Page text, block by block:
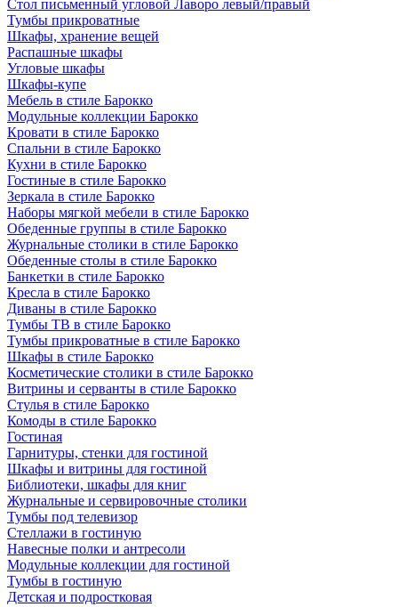
Стол письменный угловой Лаворо левый/правый
Тумбы прикроватные
Шкафы, хранение вещей
Распашные шкафы
Угловые шкафы
Шкафы-купе
Мебель в стиле Барокко
Модульные коллекции Барокко
Кровати в стиле Барокко
Спальни в стиле Барокко
Кухни в стиле Барокко
Гостиные в стиле Барокко
Зеркала в стиле Барокко
Наборы мягкой мебели в стиле Барокко
Обеденные группы в стиле Барокко
Журнальные столики в стиле Барокко
Обеденные столы в стиле Барокко
Банкетки в стиле Барокко
Кресла в стиле Барокко
Диваны в стиле Барокко
Тумбы ТВ в стиле Барокко
Тумбы прикроватные в стиле Барокко
Шкафы в стиле Барокко
Косметические столики в стиле Барокко
Витрины и серванты в стиле Барокко
Стулья в стиле Барокко
Комоды в стиле Барокко
Гостиная
Гарнитуры, стенки для гостиной
Шкафы и витрины для гостиной
Библиотеки, шкафы для книг
Журнальные и сервировочные столики
Тумбы под телевизор
Стеллажи в гостиную
Навесные полки и антресоли
Модульные коллекции для гостиной
Тумбы в гостиную
Детская и подростковая